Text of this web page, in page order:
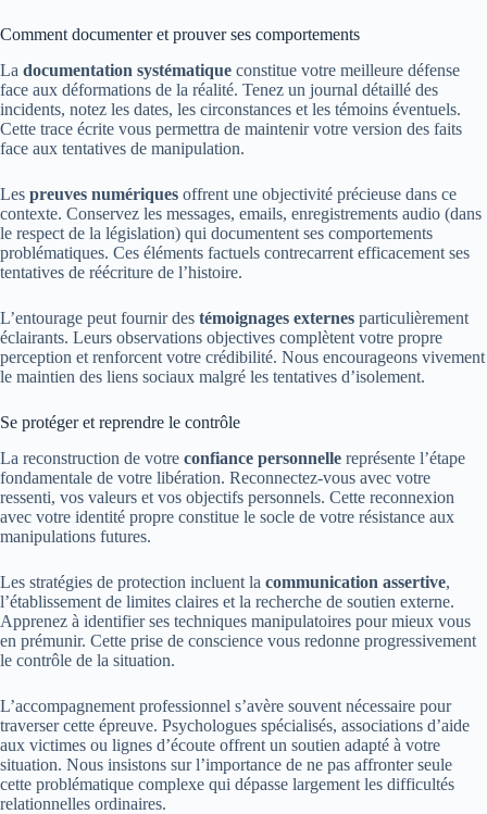
Comment documenter et prouver ses comportements
La documentation systématique constitue votre meilleure défense
face aux déformations de la réalité. Tenez un journal détaillé des
incidents, notez les dates, les circonstances et les témoins éventuels.
Cette trace écrite vous permettra de maintenir votre version des faits
face aux tentatives de manipulation.
Les preuves numériques offrent une objectivité précieuse dans ce
contexte. Conservez les messages, emails, enregistrements audio (dans
le respect de la législation) qui documentent ses comportements
problématiques. Ces éléments factuels contrecarrent efficacement ses
tentatives de réécriture de l’histoire.
L’entourage peut fournir des témoignages externes particulièrement
éclairants. Leurs observations objectives complètent votre propre
perception et renforcent votre crédibilité. Nous encourageons vivement
le maintien des liens sociaux malgré les tentatives d’isolement.
Se protéger et reprendre le contrôle
La reconstruction de votre confiance personnelle représente l’étape
fondamentale de votre libération. Reconnectez-vous avec votre
ressenti, vos valeurs et vos objectifs personnels. Cette reconnexion
avec votre identité propre constitue le socle de votre résistance aux
manipulations futures.
Les stratégies de protection incluent la communication assertive,
l’établissement de limites claires et la recherche de soutien externe.
Apprenez à identifier ses techniques manipulatoires pour mieux vous
en prémunir. Cette prise de conscience vous redonne progressivement
le contrôle de la situation.
L’accompagnement professionnel s’avère souvent nécessaire pour
traverser cette épreuve. Psychologues spécialisés, associations d’aide
aux victimes ou lignes d’écoute offrent un soutien adapté à votre
situation. Nous insistons sur l’importance de ne pas affronter seule
cette problématique complexe qui dépasse largement les difficultés
relationnelles ordinaires.